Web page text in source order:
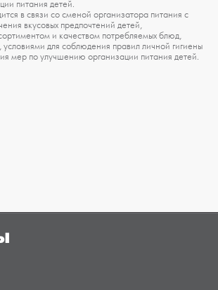
питания детей.
в связи со сменой организатора питания с
вкусовых предпочтений детей,
и качеством потребляемых блюд,
для соблюдения правил личной гигиены
мер по улучшению организации питания детей.